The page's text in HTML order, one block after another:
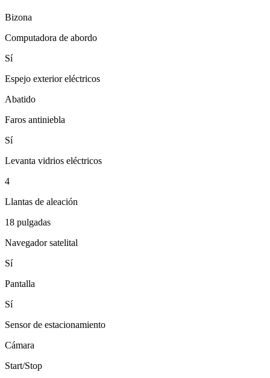
Bizona
Computadora de abordo
Sí
Espejo exterior eléctricos
Abatido
Faros antiniebla
Sí
Levanta vidrios eléctricos
4
Llantas de aleación
18 pulgadas
Navegador satelital
Sí
Pantalla
Sí
Sensor de estacionamiento
Cámara
Start/Stop